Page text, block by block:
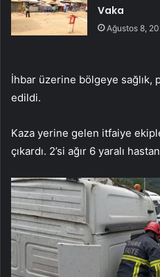
Vaka
Ağustos 8,
İhbar üzerine bölgeye
edildi.
Kaza yerine gelen itfaiye
çıkardı. 2’si ağır 6 yaralı